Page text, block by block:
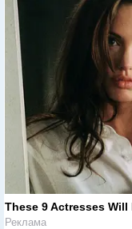
These 9 Actresses
Реклама